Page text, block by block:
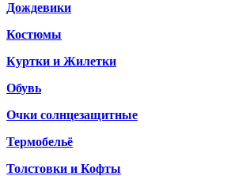
Дождевики
Костюмы
Куртки и Жилетки
Обувь
Очки солнцезащитные
Термобельё
Толстовки и Кофты